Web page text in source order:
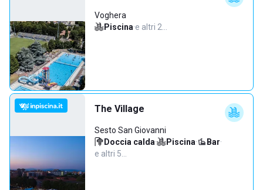
Voghera
Piscina·e altri 2…
The Village
Sesto San Giovanni
Doccia calda· Piscina· Bar·
e altri 5…